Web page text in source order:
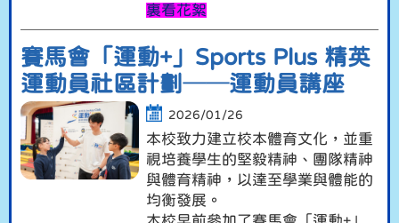
裏看花絮
賽馬會「運動+」Sports Plus 精英
運動員社區計劃──運動員講座
2026/01/26
本校致力建立校本體育文化，並重
視培養學生的堅毅精神、團隊精神
與體育精神，以達至學業與體能的
均衡發展。